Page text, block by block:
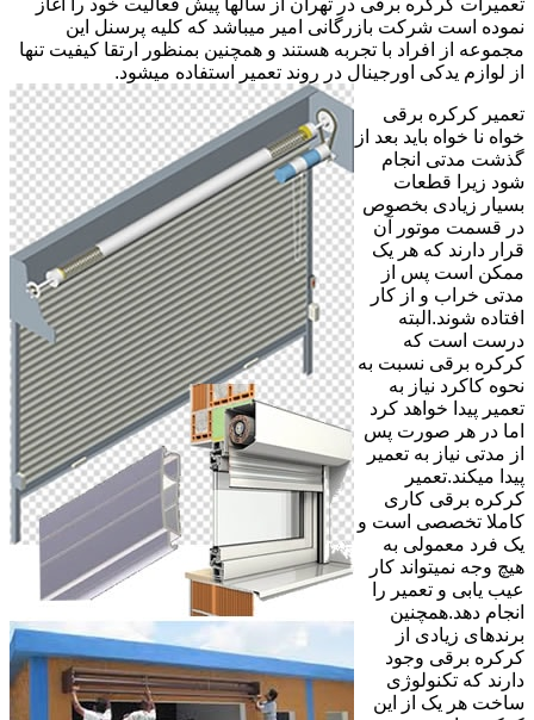
نموده است شرکت بازرگانی امیر میباشد که کلیه پرسنل این
مجموعه از افراد با تجربه هستند و همچنین بمنظور ارتقا کیفیت تنها
از لوازم یدکی اورجینال در روند تعمیر استفاده میشود.
تعمیر کرکره برقی
خواه نا خواه باید بعد از
گذشت مدتی انجام
شود زیرا قطعات
بسیار زیادی بخصوص
در قسمت موتور آن
قرار دارند که هر یک
ممکن است پس از
مدتی خراب و از کار
افتاده شوند.البته
درست است که
کرکره برقی نسبت به
نحوه کاکرد نیاز به
تعمیر پیدا خواهد کرد
اما در هر صورت پس
از مدتی نیاز به تعمیر
پیدا میکند.تعمیر
کرکره برقی کاری
کاملا تخصصی است و
یک فرد معمولی به
هیچ وجه نمیتواند کار
عیب یابی و تعمیر را
انجام دهد.همچنین
برندهای زیادی از
کرکره برقی وجود
دارند که تکنولوژی
ساخت هر یک از این